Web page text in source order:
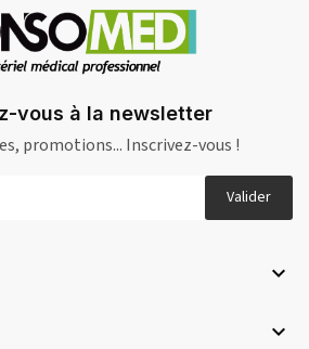
vous à la newsletter
promotions... Inscrivez-vous !
Valider

